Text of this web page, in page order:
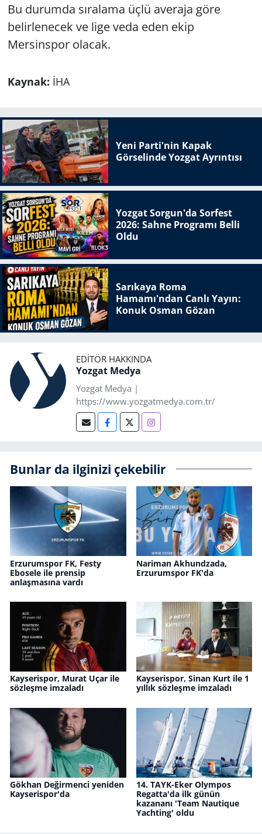
Bu durumda sıralama üçlü averaja göre
belirlenecek ve lige veda eden ekip
Mersinspor olacak.
Kaynak: İHA
Yeni Parti'nin Kapak
Görselinde Yozgat Ayrıntısı
Yozgat Sorgun'da Sorfest
2026: Sahne Programı Belli
Oldu
Sarıkaya Roma
Hamamı'ndan Canlı Yayın:
Konuk Osman Gözan
EDITÖR HAKKINDA
Yozgat Medya
Yozgat Medya |
https://www.yozgatmedya.com.tr/
Bunlar da ilginizi çekebilir
Erzurumspor FK, Festy
Ebosele ile prensip
anlaşmasına vardı
Nariman Akhundzada,
Erzurumspor FK'da
Kayserispor, Murat Uçar ile
sözleşme imzaladı
Kayserispor, Sinan Kurt ile 1
yıllık sözleşme imzaladı
Gökhan Değirmenci yeniden
Kayserispor'da
14. TAYK-Eker Olympos
Regatta'da ilk günün
kazananı 'Team Nautique
Yachting' oldu